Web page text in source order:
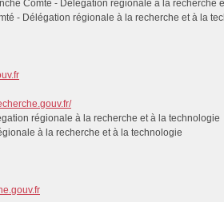
- Délégation régionale à la recherche et à la
à la recherche et à la technologie